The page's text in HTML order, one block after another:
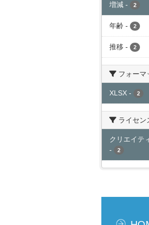
増減 - 2
年齢 - 2
推移 - 2
フォーマ
XLSX - 2
ライセン
クリエイテ
-
2